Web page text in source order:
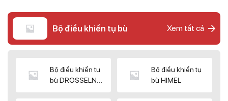
Bộ điều khiển tụ bù Xem tất cả
Bộ điều khiển tụ
bù DROSSELN
Bộ điều khiển tụ
bù HIMEL